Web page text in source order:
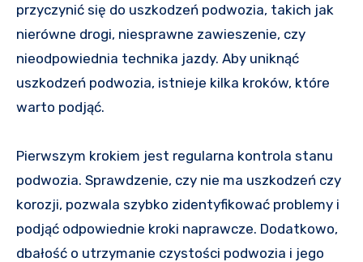
przyczynić się do uszkodzeń podwozia, takich jak
nierówne drogi, niesprawne zawieszenie, czy
nieodpowiednia technika jazdy. Aby uniknąć
uszkodzeń podwozia, istnieje kilka kroków, które
warto podjąć.
Pierwszym krokiem jest regularna kontrola stanu
podwozia. Sprawdzenie, czy nie ma uszkodzeń czy
korozji, pozwala szybko zidentyfikować problemy i
podjąć odpowiednie kroki naprawcze. Dodatkowo,
dbałość o utrzymanie czystości podwozia i jego